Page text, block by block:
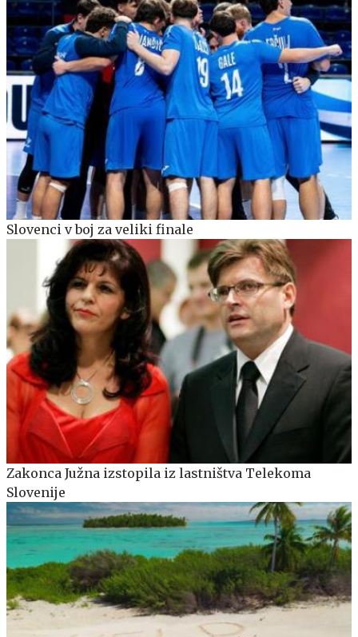
Slovenci v boj za veliki finale
Zakonca Južna izstopila iz lastništva Telekoma
Slovenije